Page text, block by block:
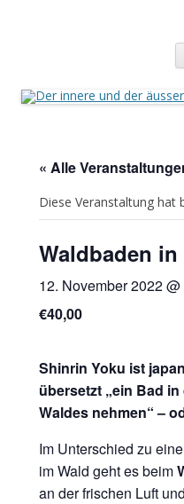
« Alle
Diese Veranstaltung hat
Waldbaden
12. November 2022
€40,00
Shinrin Yoku ist
übersetzt „ein Bad
Waldes nehmen“ –
Im Unterschied zu
im Wald geht es beim
an der frischen Luft